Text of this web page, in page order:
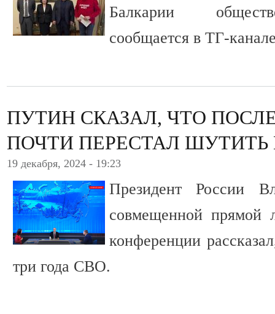
Балкарии
сообщается в ТГ-
ПУТИН СКАЗАЛ, ЧТО
ПОЧТИ ПЕРЕСТАЛ ШУТИТЬ
19 декабря, 2024 - 19:23
Президент России
совмещенной прямой
конференции
три года СВО.